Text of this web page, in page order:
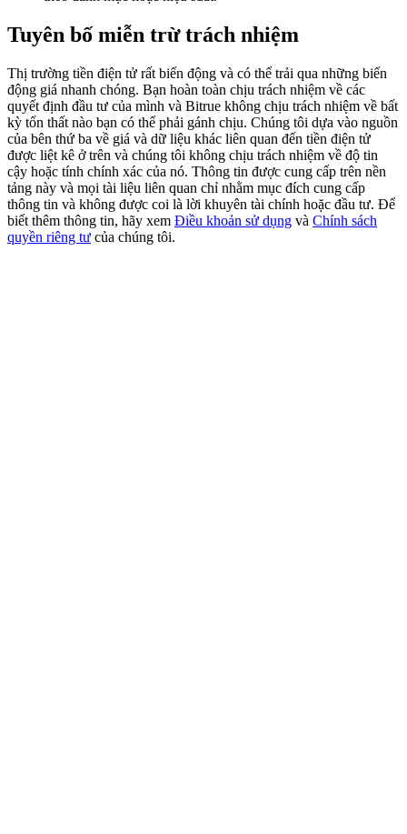
Share 500000 CASHCAT prize pool
Exclusive for BitMart Users
Register & Trade to Win 500,000 USDT
Precious Metals Trading Carnival
Trade Gold & Silver · 33,333 USDT Bonus
Tuyên bố miễn trừ trách nhiệm
Thị trường tiền điện tử rất biến động và có thể trải qua những biến
động giá nhanh chóng. Bạn hoàn toàn chịu trách nhiệm về các
quyết định đầu tư của mình và Bitrue không chịu trách nhiệm về bất
kỳ tổn thất nào bạn có thể phải gánh chịu. Chúng tôi dựa vào nguồn
của bên thứ ba về giá và dữ liệu khác liên quan đến tiền điện tử
được liệt kê ở trên và chúng tôi không chịu trách nhiệm về độ tin
cậy hoặc tính chính xác của nó. Thông tin được cung cấp trên nền
tảng này và mọi tài liệu liên quan chỉ nhằm mục đích cung cấp
thông tin và không được coi là lời khuyên tài chính hoặc đầu tư. Để
biết thêm thông tin, hãy xem Điều khoản sử dụng và Chính sách
quyền riêng tư của chúng tôi.